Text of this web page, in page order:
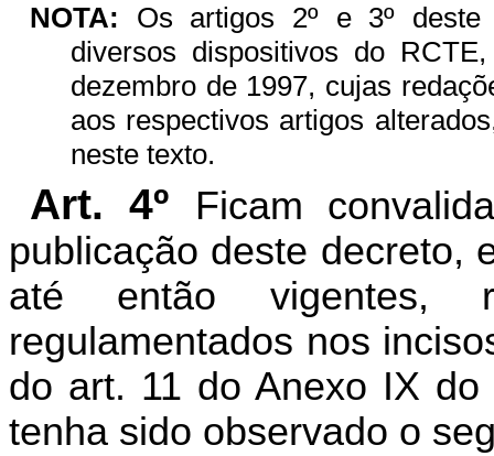
NOTA:
Os artigos 2º e 3º deste
diversos dispositivos do
dezembro de 1997, cujas
aos respectivos artigos
neste texto.
Art. 4º
Ficam
publicação deste decreto,
até então vigentes,
regulamentados nos
do art. 11 do Anexo IX
tenha sido observado o